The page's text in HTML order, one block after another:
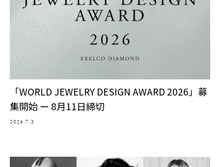
「WORLD JEWELRY DESIGN AWARD 2026」募
集開始 ー 8月11日締切
2026.7.3